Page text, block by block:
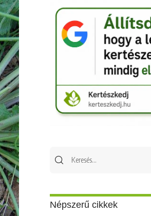
Népszerű cikkek